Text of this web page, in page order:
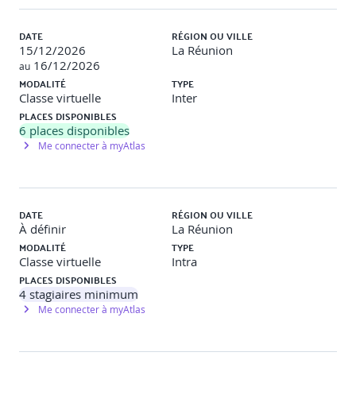
Adapter le portefeuille à la politique d'une entreprise.
Comprendre les rôles nécessaires pour la gestion du
portefeuille Lean.
Gérer le backlog du portefeuille.
Définir le flux du portefeuille.
Le rôle du leader face au changement
concrètes.
les bonnes pratiques.
Préparation à la certification SAFe Agilist (SA)
Conseils pratiques pour réussir l’examen officiel SAFe
Agilist.
Passage d'un examen blanc avec correction collective
DATE
15/12/2026
au 16/12/2026
RÉGION OU VILLE
La Réunion
MODALITÉ
Classe virtuelle
TYPE
Inter
PLACES DISPONIBLES
6 places disponibles
Me connecter à myAtlas
DATE
À définir
RÉGION OU VILLE
La Réunion
MODALITÉ
Classe virtuelle
TYPE
Intra
PLACES DISPONIBLES
4 stagiaires minimum
Me connecter à myAtlas